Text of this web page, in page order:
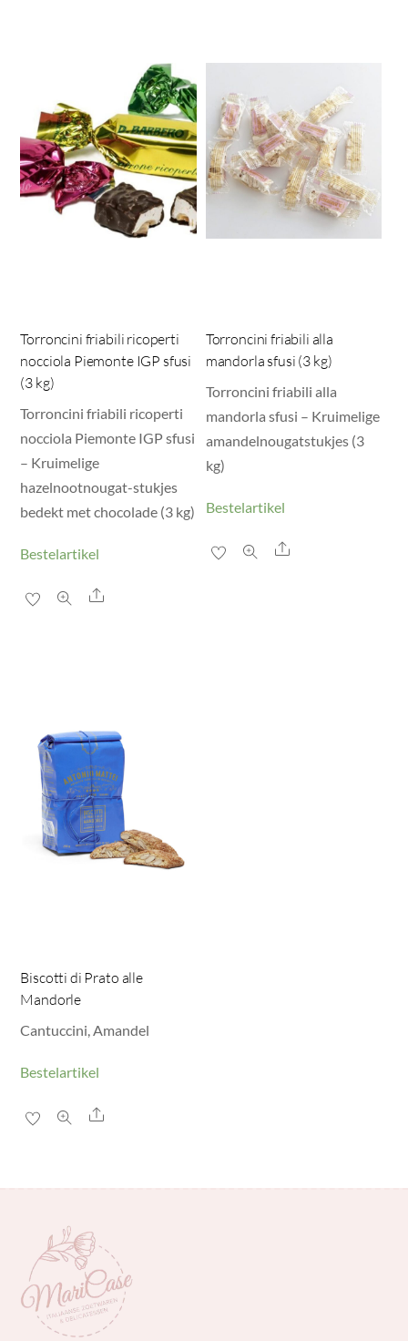
Torroncini friabili ricoperti
nocciola Piemonte IGP sfusi
(3 kg)
Torroncini friabili ricoperti
nocciola Piemonte IGP sfusi
– Kruimelige
hazelnootnougat-stukjes
bedekt met chocolade (3 kg)
Bestelartikel
Share
Torroncini friabili alla
mandorla sfusi (3 kg)
Torroncini friabili alla
mandorla sfusi – Kruimelige
amandelnougatstukjes (3
kg)
Bestelartikel
Share
Biscotti di Prato alle
Mandorle
Cantuccini, Amandel
Bestelartikel
Share